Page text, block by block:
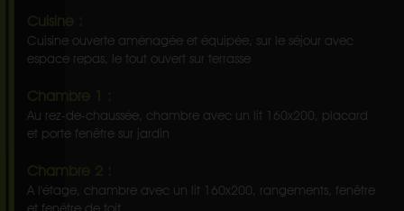
Cuisine :
Cuisine ouverte aménagée et équipée, sur le séjour avec
espace repas, le tout ouvert sur terrasse
Chambre 1 :
Au rez-de-chaussée, chambre avec un lit 160x200, placard
et porte fenêtre sur jardin
Chambre 2 :
A l'étage, chambre avec un lit 160x200, rangements, fenêtre